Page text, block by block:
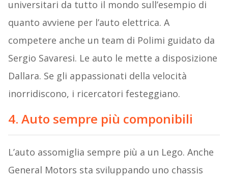
universitari da tutto il mondo sull’esempio di
quanto avviene per l’auto elettrica. A
competere anche un team di Polimi guidato da
Sergio Savaresi. Le auto le mette a disposizione
Dallara. Se gli appassionati della velocità
inorridiscono, i ricercatori festeggiano.
4. Auto sempre più componibili
L’auto assomiglia sempre più a un Lego. Anche
General Motors sta sviluppando uno chassis